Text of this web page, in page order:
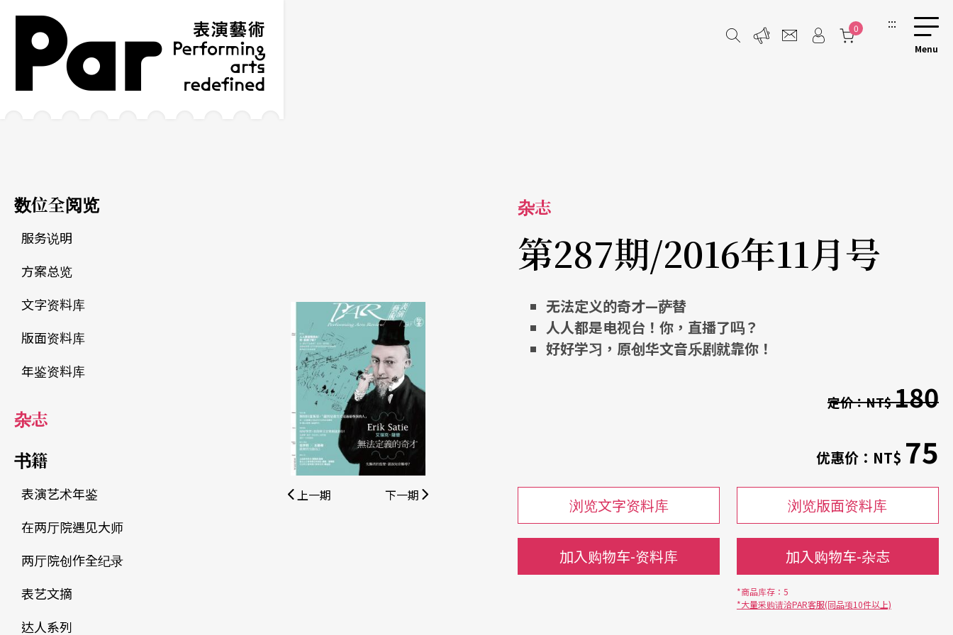
跳到主要内容区块
网站导览
0 :::
数位全阅览
服务说明
方案总览
文字资料库
版面资料库
年鉴资料库
杂志
书籍
表演艺术年鉴
在两厅院遇见大师
两厅院创作全纪录
表艺文摘
达人系列
上一期 下一期
杂志
第287期/2016年11月号
无法定义的奇才—萨替
人人都是电视台！你，直播了吗？
好好学习，原创华文音乐剧就靠你！
定价：NT$180
优惠价： NT$ 75
浏览文字资料库 浏览版面资料库
加入购物车-资料库 加入购物车-杂志
*商品库存：5
*大量采购请洽PAR客服(同品项10件以上)